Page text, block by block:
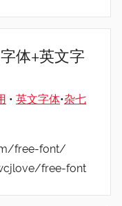
体+英文字
• 英文字体•杂七
free-font/
free-font